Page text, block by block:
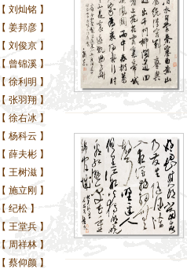
【 刘灿铭 】
【 姜邦彦 】
【 刘俊京 】
【 曾锦溪 】
【 徐利明 】
【 张羽翔 】
【 徐右冰 】
【 杨科云 】
【 薛夫彬 】
【 王树滋 】
【 施立刚 】
【 纪松 】
【 王堂兵 】
【 周祥林 】
【 蔡仰颜 】